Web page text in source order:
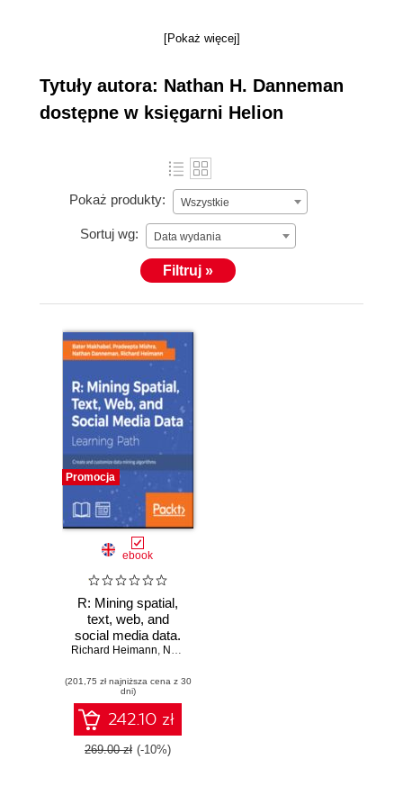
[Pokaż więcej]
Tytuły autora: Nathan H. Danneman
dostępne w księgarni Helion
Pokaż produkty: Wszystkie
Sortuj wg: Data wydania
Filtruj »
Promocja
ebook
R: Mining spatial,
text, web, and
social media data.
Create and
mining algorithms
Richard Heimann, Nathan H. Danneman
(201,75 zł najniższa cena z 30
dni)
242.10 zł
269.00 zł (-10%)